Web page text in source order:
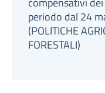
periodo dal 24
(POLITICHE
FORESTALI)